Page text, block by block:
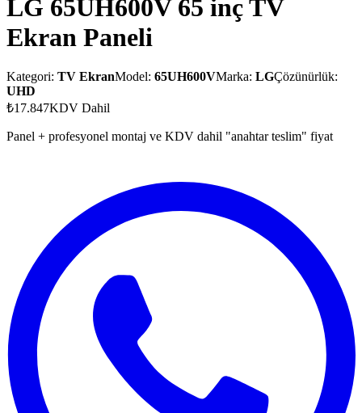
LG 65UH600V 65 inç TV
Ekran Paneli
Kategori: TV EkranModel: 65UH600VMarka: LGÇözünürlük:
UHD
₺17.847KDV Dahil
Panel + profesyonel montaj ve KDV dahil "anahtar teslim" fiyat